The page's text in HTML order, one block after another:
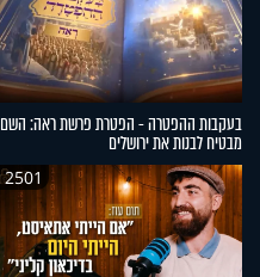
בעקבות ההפטרה - הפטרת פרשת ראה: השם
מבטיח לבנות את ירושלים
2501